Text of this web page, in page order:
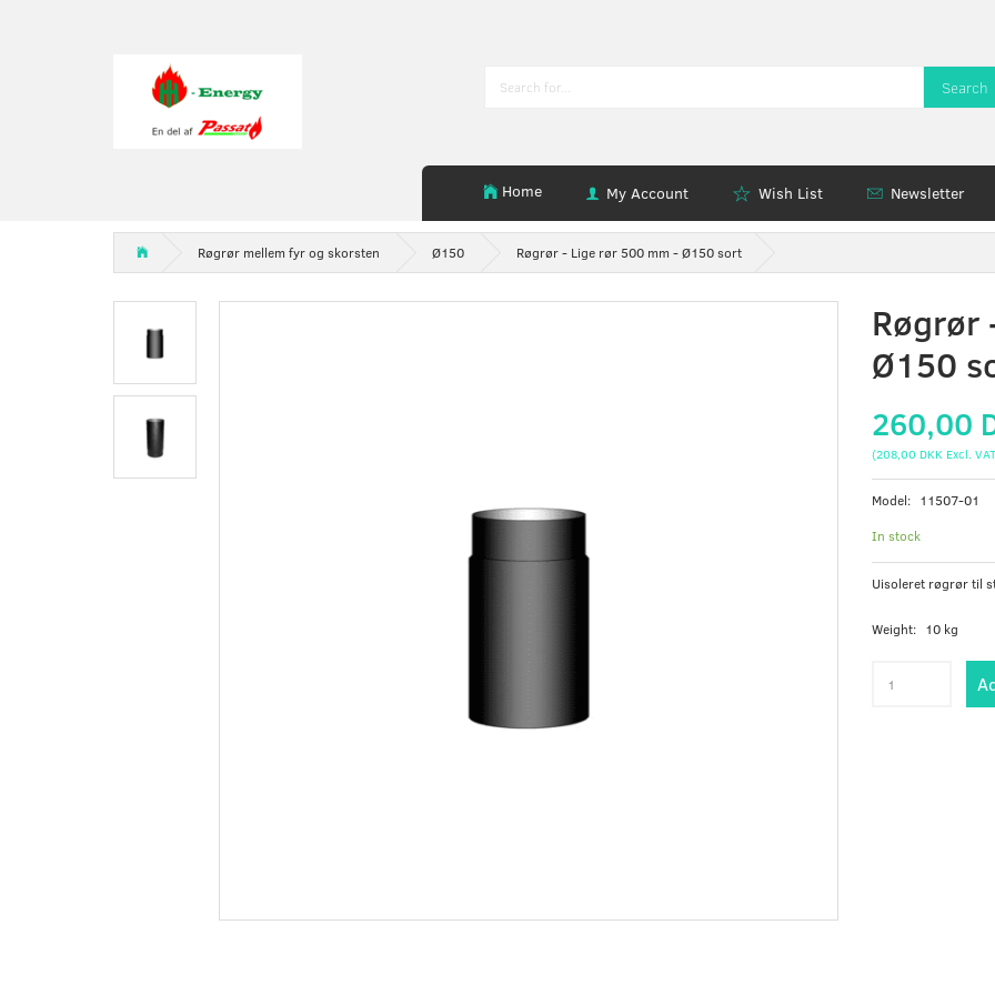
Search
Home My Account Wish List Newsletter
Røgrør mellem fyr og skorsten Ø150 Røgrør - Lige rør 500 mm - Ø150 sort
Røgrør
Ø150
260,00
(208,00 DKKExcl. VAT
Model: 11507-01
In stock
Uisoleret røgrør til
Weight: 10 kg